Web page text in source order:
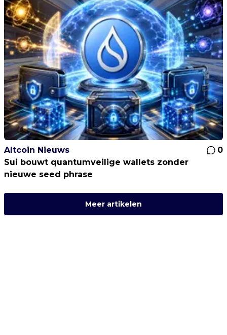
Altcoin Nieuws
0
Sui bouwt quantumveilige wallets zonder
nieuwe seed phrase
Meer artikelen